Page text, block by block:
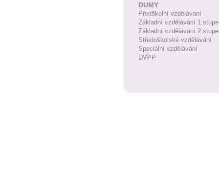
DUMY
Předškolní vzdělávání
Základní vzdělávání
Základní vzdělávání
Středoškolské vzdělávání
Speciální vzdělávání
DVPP